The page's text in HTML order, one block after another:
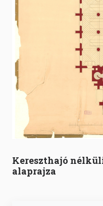
Kereszthajó
alaprajza